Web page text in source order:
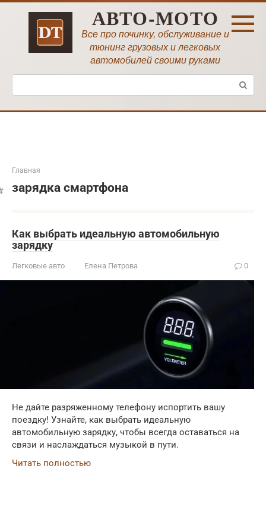
Перейти
АВТО-МОТО
Все про починку, обслуживание и
тюнинг грузовых и легковых
автомобилей своими руками
Поиск:
Главная
зарядка смартфона
Как выбрать идеальную автомобильную
зарядку
Легковые авто Елена Петрова 0
Не дайте разряженному телефону испортить вашу
поездку! Узнайте, как выбрать идеальную
автомобильную зарядку, чтобы всегда оставаться на
связи и наслаждаться музыкой в пути.
Читать полностью